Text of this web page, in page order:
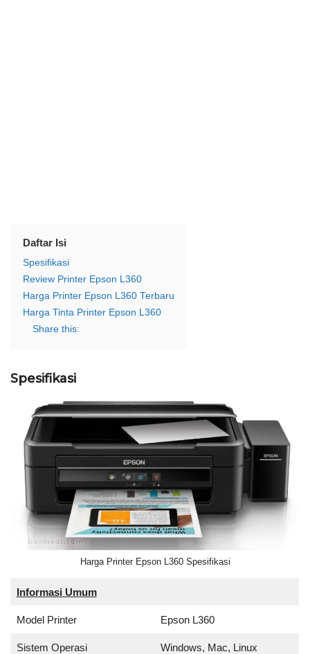
Daftar Isi
Spesifikasi
Review Printer Epson L360
Harga Printer Epson L360 Terbaru
Harga Tinta Printer Epson L360
Share this:
Spesifikasi
Harga Printer Epson L360 Spesifikasi
Informasi Umum
Model Printer Epson L360
Sistem Operasi Windows, Mac, Linux